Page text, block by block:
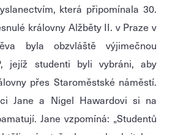
která připomínala 30.
královny Alžběty II. v Praze v
byla obzvláště výjimečnou
jejíž studenti byli vybráni, aby
přes Staroměstské náměstí.
Jane a Nigel Hawardovi si na
Jane vzpomíná: „Studentů